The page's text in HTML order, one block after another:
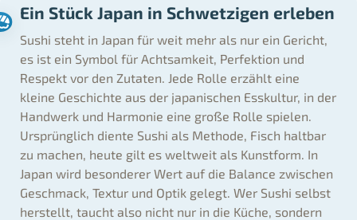
Ein Stück Japan in Schwetzigen erleben
Sushi steht in Japan für weit mehr als nur ein Gericht,
es ist ein Symbol für Achtsamkeit, Perfektion und
Respekt vor den Zutaten. Jede Rolle erzählt eine
kleine Geschichte aus der japanischen Esskultur, in der
Handwerk und Harmonie eine große Rolle spielen.
Ursprünglich diente Sushi als Methode, Fisch haltbar
zu machen, heute gilt es weltweit als Kunstform. In
Japan wird besonderer Wert auf die Balance zwischen
Geschmack, Textur und Optik gelegt. Wer Sushi selbst
herstellt, taucht also nicht nur in die Küche, sondern